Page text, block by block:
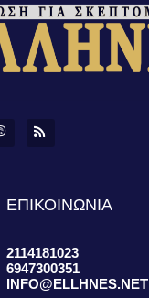
ΕΠΙΚΟΙΝΩΝΙΑ
2114181023
6947300351
INFO@ELLHNES.NET